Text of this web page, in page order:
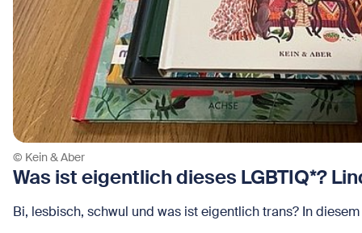
© Kein & Aber
Was ist eigentlich dieses LGBTIQ*?
Bi, lesbisch, schwul und was ist eigentlich trans? In